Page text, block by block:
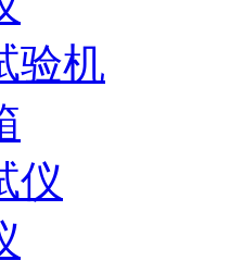
验机
仪